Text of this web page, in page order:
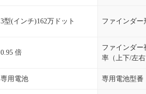
3型(インチ)162万ドット ファインダー
0.95 倍
ファインダー
率（上下/左
専用電池 専用電池型番